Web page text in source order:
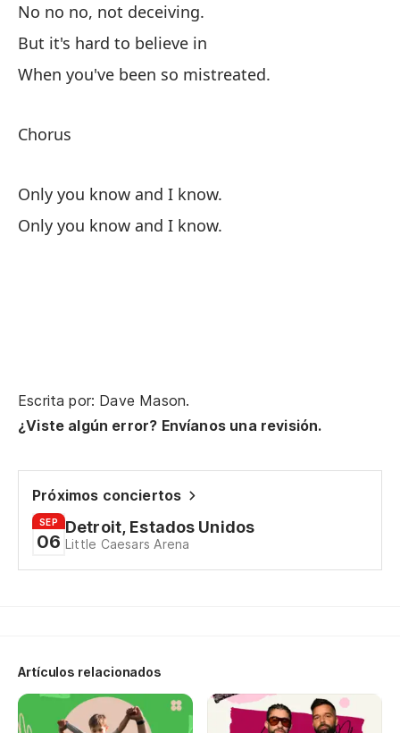
No no no, not deceiving.
But it's hard to believe in
When you've been so mistreated.
Chorus
Only you know and I know.
Only you know and I know.
Escrita por: Dave Mason.
¿Viste algún error? Envíanos una revisión.
Próximos conciertos
SEP
06
Detroit, Estados Unidos
Little Caesars Arena
Artículos relacionados